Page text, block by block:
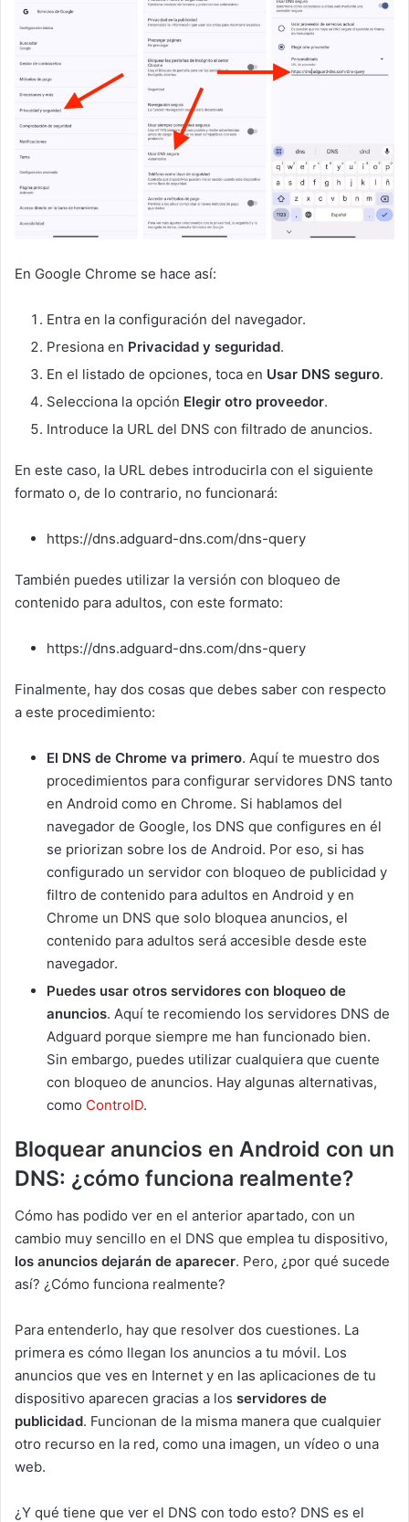
En Google Chrome se hace así:
Entra en la configuración del navegador.
Presiona en Privacidad y seguridad.
En el listado de opciones, toca en Usar DNS seguro.
Selecciona la opción Elegir otro proveedor.
Introduce la URL del DNS con filtrado de anuncios.
En este caso, la URL debes introducirla con el siguiente
formato o, de lo contrario, no funcionará:
https://dns.adguard-dns.com/dns-query
También puedes utilizar la versión con bloqueo de
contenido para adultos, con este formato:
https://dns.adguard-dns.com/dns-query
Finalmente, hay dos cosas que debes saber con respecto
a este procedimiento:
El DNS de Chrome va primero. Aquí te muestro dos
procedimientos para configurar servidores DNS tanto
en Android como en Chrome. Si hablamos del
navegador de Google, los DNS que configures en él
se priorizan sobre los de Android. Por eso, si has
configurado un servidor con bloqueo de publicidad y
filtro de contenido para adultos en Android y en
Chrome un DNS que solo bloquea anuncios, el
contenido para adultos será accesible desde este
navegador.
Puedes usar otros servidores con bloqueo de
anuncios. Aquí te recomiendo los servidores DNS de
Adguard porque siempre me han funcionado bien.
Sin embargo, puedes utilizar cualquiera que cuente
con bloqueo de anuncios. Hay algunas alternativas,
como ControlD.
Bloquear anuncios en Android con un
DNS: ¿cómo funciona realmente?
Cómo has podido ver en el anterior apartado, con un
cambio muy sencillo en el DNS que emplea tu dispositivo,
los anuncios dejarán de aparecer. Pero, ¿por qué sucede
así? ¿Cómo funciona realmente?
Para entenderlo, hay que resolver dos cuestiones. La
primera es cómo llegan los anuncios a tu móvil. Los
anuncios que ves en Internet y en las aplicaciones de tu
dispositivo aparecen gracias a los servidores de
publicidad. Funcionan de la misma manera que cualquier
otro recurso en la red, como una imagen, un vídeo o una
web.
¿Y qué tiene que ver el DNS con todo esto? DNS es el